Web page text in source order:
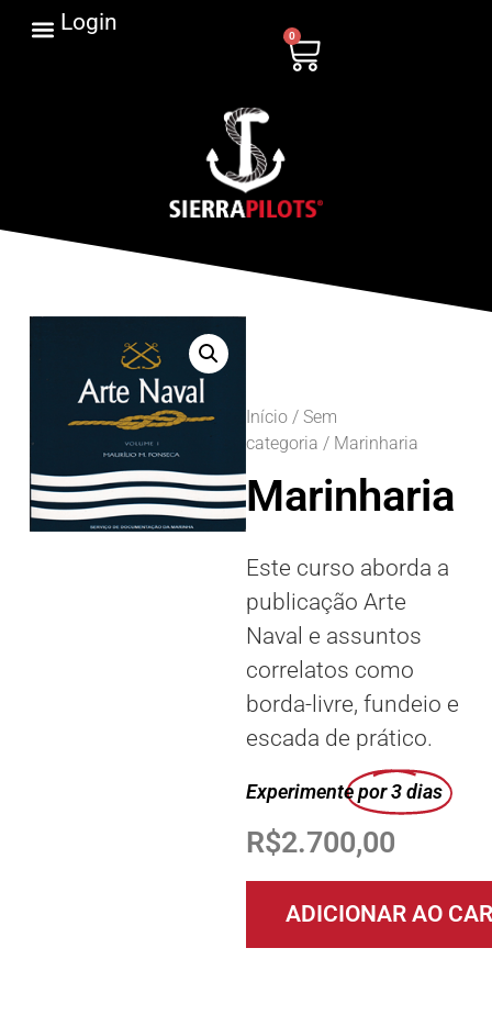
Login
0
Início/ Sem
categoria / Marinharia
Marinharia
Este curso aborda a
publicação Arte
Naval e assuntos
correlatos como
borda-livre, fundeio e
escada de prático.
Experimentepor 3 dias
R$2.700,00
ADICIONAR AO